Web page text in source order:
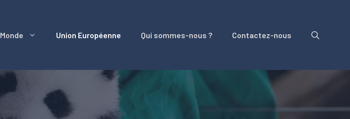
Monde Union Européenne Qui sommes-nous ? Contactez-nous